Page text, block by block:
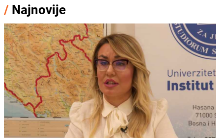
/ Najnovije